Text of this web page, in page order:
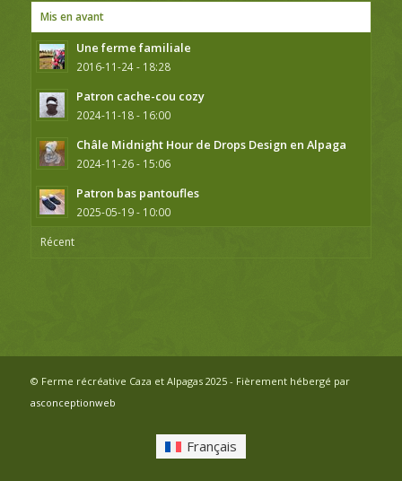
Mis en avant
Une ferme familiale
2016-11-24 - 18:28
Patron cache-cou cozy
2024-11-18 - 16:00
Châle Midnight Hour de Drops Design en Alpaga
2024-11-26 - 15:06
Patron bas pantoufles
2025-05-19 - 10:00
Récent
© Ferme récréative Caza et Alpagas 2025 - Fièrement hébergé par
asconceptionweb
Français